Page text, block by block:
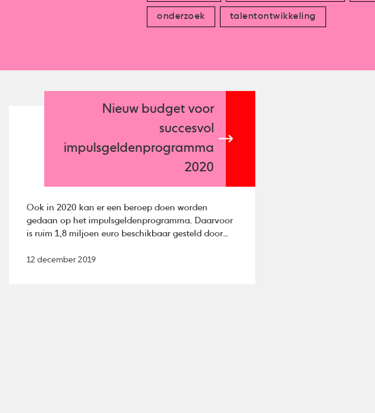
onderzoek talentontwikkeling
Nieuw budget voor
succesvol
impulsgeldenprogramma
2020
Ook in 2020 kan er een beroep doen worden
gedaan op het impulsgeldenprogramma. Daarvoor
is ruim 1,8 miljoen euro beschikbaar gesteld door
12 december 2019